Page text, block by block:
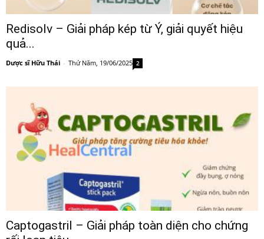
Redisolv – Giải pháp kép từ Ý, giải quyết hiệu
quả...
Dược sĩ Hữu Thái - Thứ Năm, 19/06/2025 2
Captogastril – Giải pháp toàn diện cho chứng